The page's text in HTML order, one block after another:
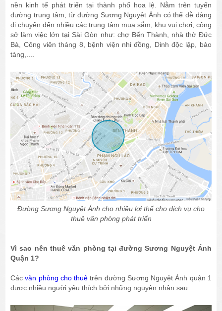
nền kinh tế phát triển tại thành phố hoa lệ. Nằm trên tuyến
đường trung tâm, từ đường Sương Nguyệt Ánh có thể dễ dàng
di chuyển đến nhiều các trung tâm mua sắm, khu vui chơi, công
sở làm việc lớn tại Sài Gòn như: chợ Bến Thành, nhà thờ Đức
Bà, Công viên tháng 8, bệnh viện nhi đồng, Dinh độc lập, bảo
tàng,....
Đường Sương Nguyệt Ánh cho nhiều lợi thế cho dịch vụ cho
thuê văn phòng phát triển
Vì sao nên thuê văn phòng tại đường Sương Nguyệt Ánh
Quận 1?
Cácvăn phòng cho thuê trên đường Sương Nguyệt Ánh quận 1
được nhiều người yêu thích bởi những nguyên nhân sau: